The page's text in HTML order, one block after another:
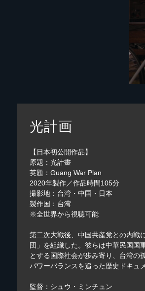
光計画
【日本初公開作品】
原題：光計畫
英題：Guang War Plan
2020年製作／作品時間105分
撮影地：台湾・中国・日本
製作国：台湾
※全世界から視聴可能
第二次大戦後、中国共産党との内戦
団」を組織した。彼らは中華民国国
とする国際社会が歩み寄り、台湾の
パワーバランスを追った歴史ドキュ
監督：シュウ・ミンチュン